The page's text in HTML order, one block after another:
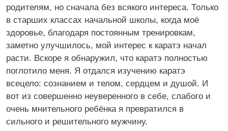
родителям, но сначала без всякого интереса. Только
в старших классах начальной школы, когда моё
здоровье, благодаря постоянным тренировкам,
заметно улучшилось, мой интерес к каратэ начал
расти. Вскоре я обнаружил, что каратэ полностью
поглотило меня. Я отдался изучению каратэ
всецело: сознанием и телом, сердцем и душой. И
вот из совершенно неуверенного в себе, слабого и
очень мнительного ребёнка я превратился в
сильного и решительного мужчину.